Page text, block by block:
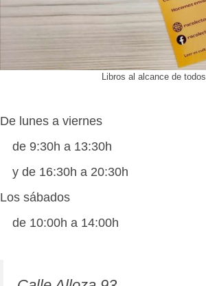
Libros al alcance de todos
De lunes a viernes
de 9:30h a 13:30h
y de 16:30h a 20:30h
Los sábados
de 10:00h a 14:00h